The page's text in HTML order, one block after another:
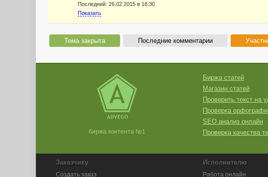
Последний: 26.02.2015 в 18:30
Показать
Тема закрыта Последние комментарии
биржа контента №1
Биржа статей
Магазин статей
Проверить текст на
Проверка
SEO анализ онлайн
Проверка качества
Заказчику
Создать заказ
Исполнителю
Работа онлайн